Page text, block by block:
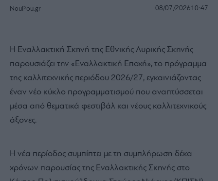
NouPou.gr 08/07/202610:47
Η Εναλλακτική Σκηνή της Εθνικής Λυρικής Σκηνής
παρουσιάζει την «Εναλλακτική Εποχή», το πρόγραμμα
της καλλιτεχνικής περιόδου 2026/27, εγκαινιάζοντας
έναν νέο κύκλο προγραμματισμού που αναπτύσσεται
μέσα από θεματικά φεστιβάλ και νέους καλλιτεχνικούς
άξονες.
Η νέα περίοδος συμπίπτει με τη συμπλήρωση δέκα
χρόνων παρουσίας της Εναλλακτικής Σκηνής στο